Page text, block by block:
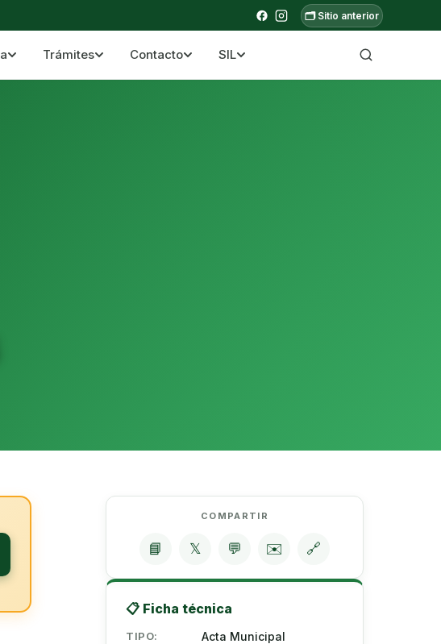
🗂️ Sitio anterior
y Amazonía ecuatoriana
Trámites Contacto SIL
COMPARTIR
📘 𝕏 💬 ✉️ 🔗
📋 Ficha técnica
TIPO: Acta Municipal